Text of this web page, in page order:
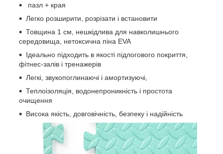
пазл + края
Легко розширити, розрізати і встановити
Товщина 1 см, нешкідлива для навколишнього
середовища, нетоксична піна EVA
Ідеально підходить в якості підлогового покриття,
фітнес-залів і тренажерів
Легкі, звукопоглинаючі і амортизуючі,
Теплоізоляція, водонепроникність і простота
очищення
Висока якість, довговічність, безпеку і надійність